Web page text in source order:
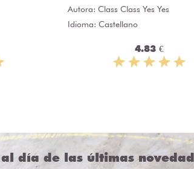
Autora: Class Class Yes Yes
Idioma: Castellano
4.83 €
día de las últimas